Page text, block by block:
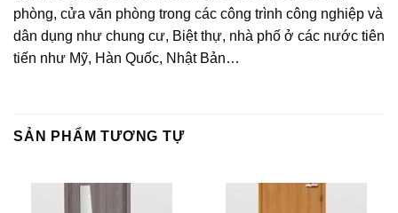
phòng, cửa văn phòng trong các công trình công nghiệp và
dân dụng như chung cư, Biệt thự, nhà phố ở các nước tiên
tiến như Mỹ, Hàn Quốc, Nhật Bản…
SẢN PHẨM TƯƠNG TỰ